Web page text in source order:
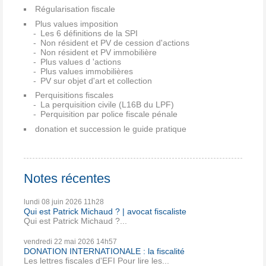
Régularisation fiscale
Plus values imposition
Les 6 définitions de la SPI
Non résident et PV de cession d'actions
Non résident et PV immobilière
Plus values d 'actions
Plus values immobilières
PV sur objet d'art et collection
Perquisitions fiscales
La perquisition civile (L16B du LPF)
Perquisition par police fiscale pénale
donation et succession le guide pratique
Notes récentes
lundi 08 juin 2026 11h28
Qui est Patrick Michaud ? | avocat fiscaliste
Qui est Patrick Michaud ?...
vendredi 22 mai 2026 14h57
DONATION INTERNATIONALE : la fiscalité
Les lettres fiscales d'EFI Pour lire les...